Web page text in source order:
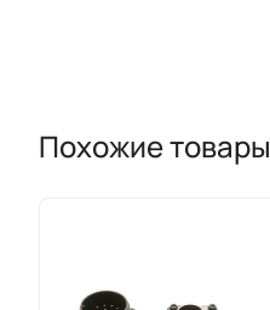
Похожие товары